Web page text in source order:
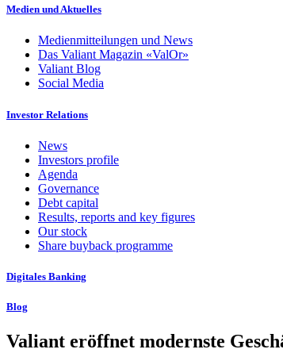
Medien und Aktuelles
Medienmitteilungen und News
Das Valiant Magazin «ValOr»
Valiant Blog
Social Media
Investor Relations
News
Investors profile
Agenda
Governance
Debt capital
Results, reports and key figures
Our stock
Share buyback programme
Digitales Banking
Blog
Valiant eröffnet modernste